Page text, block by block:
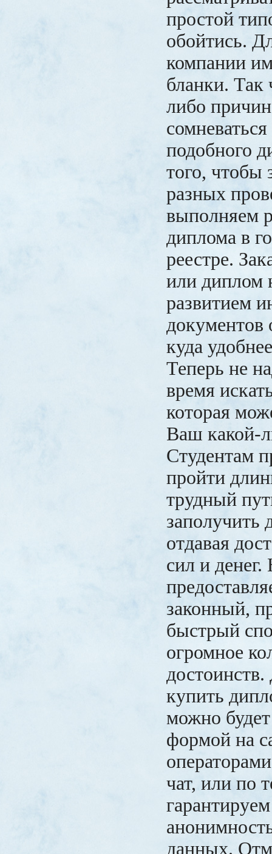
простой
обойтись.
компании
бланки. Так
либо
подобного
того, чтобы
разных
выполняем
диплома в
реестре.
или диплом
развитием
документов
куда
Теперь не
время
которая
Ваш какой-
Студентам
пройти
трудный
заполучить
отдавая
сил и
законный,
быстрый
огромное
купить
можно будет
формой на
чат, или по
данных.